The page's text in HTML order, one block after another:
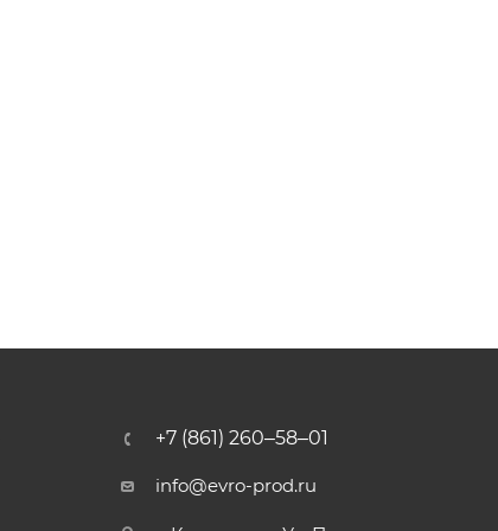
+7 (861) 260‒58‒01
info@evro-prod.ru